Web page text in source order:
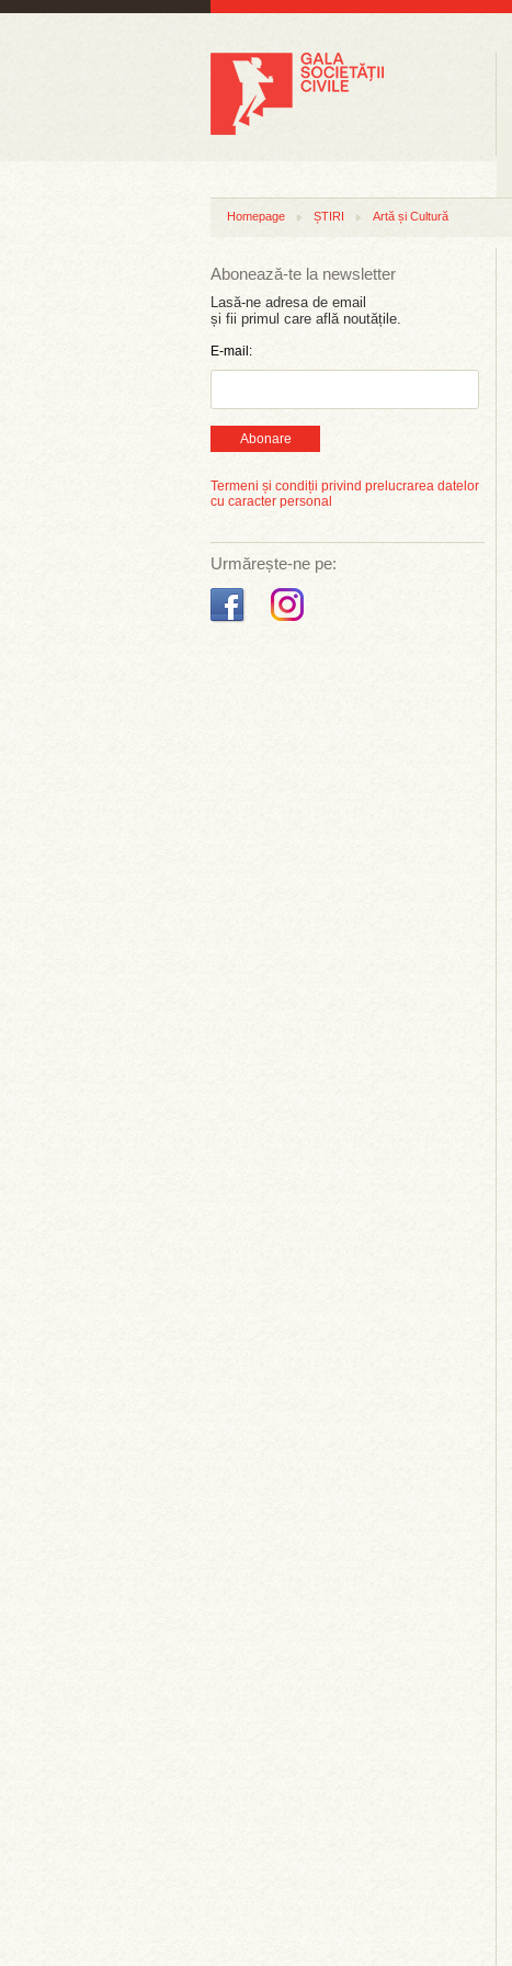
Homepage ȘTIRI Artă și Cultură
Abonează-te la newsletter
Lasă-ne adresa de email
și fii primul care află noutățile.
E-mail:
Abonare
Termeni și condiții privind prelucrarea datelor
cu caracter personal
Urmărește-ne pe: